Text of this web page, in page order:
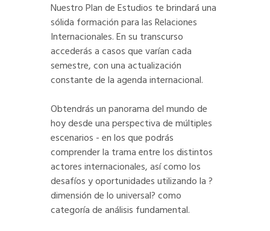
Nuestro Plan de Estudios te brindará una
sólida formación para las Relaciones
Internacionales. En su transcurso
accederás a casos que varían cada
semestre, con una actualización
constante de la agenda internacional.
Obtendrás un panorama del mundo de
hoy desde una perspectiva de múltiples
escenarios - en los que podrás
comprender la trama entre los distintos
actores internacionales, así como los
desafíos y oportunidades utilizando la ?
dimensión de lo universal? como
categoría de análisis fundamental.